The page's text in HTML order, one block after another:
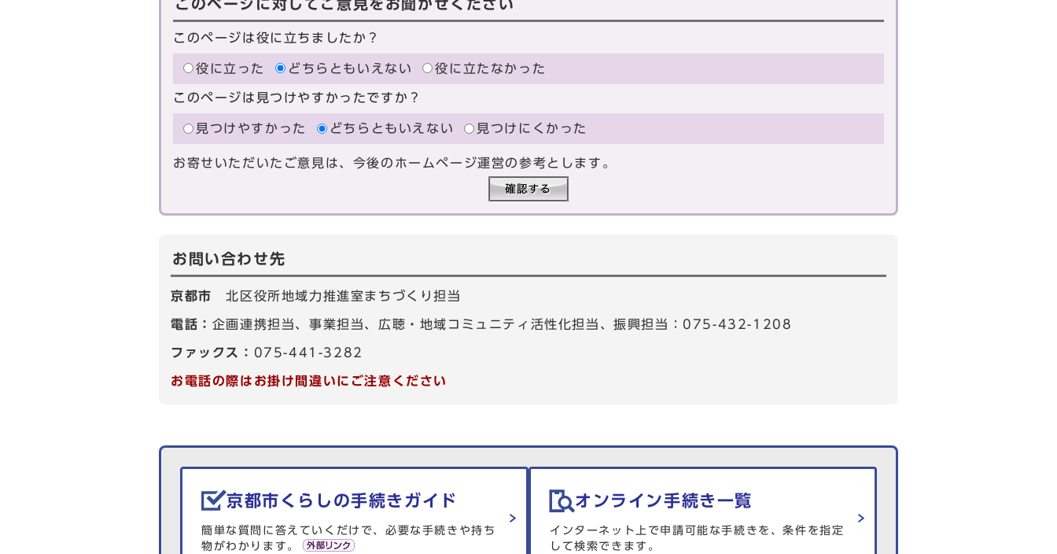
このページに対してご意見をお聞かせください
このページは役に立ちましたか？
役に立った どちらともいえない 役に立たなかった
このページは見つけやすかったですか？
見つけやすかった どちらともいえない 見つけにくかった
お寄せいただいたご意見は、今後のホームページ運営の参考とします。
お問い合わせ先
京都市北区役所地域力推進室まちづくり担当
電話： 企画連携担当、事業担当、広聴・地域コミュニティ活性化担当、振興担当：075-432-1208
ファックス： 075-441-3282
お電話の際はお掛け間違いにご注意ください
生活情報を探す
京都市くらしの手続きガイド
簡単な質問に答えていくだけで、必要な手続きや持ち
物がわかります。
オンライン手続き一覧
インターネット上で申請可能な手続きを、条件を指定
して検索できます。